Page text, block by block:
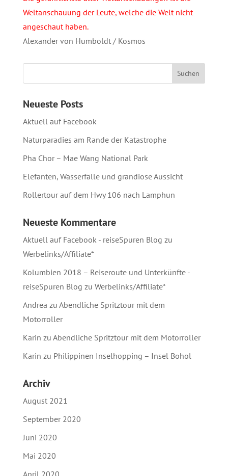
Weltanschauung der Leute, welche die Welt nicht
angeschaut haben.
Alexander von Humboldt / Kosmos
Neueste Posts
Aktuell auf Facebook
Naturparadies am Rande der Katastrophe
Pha Chor – Mae Wang National Park
Elefanten, Wasserfälle und grandiose Aussicht
Rollertour auf dem Hwy 106 nach Lamphun
Neueste Kommentare
Aktuell auf Facebook - reiseSpuren Blog zu
Werbelinks/Affiliate*
Kolumbien 2018 – Reiseroute und Unterkünfte -
reiseSpuren Blog zu Werbelinks/Affiliate*
Andrea zu Abendliche Spritztour mit dem
Motorroller
Karin zu Abendliche Spritztour mit dem Motorroller
Karin zu Philippinen Inselhopping – Insel Bohol
Archiv
August 2021
September 2020
Juni 2020
Mai 2020
April 2020